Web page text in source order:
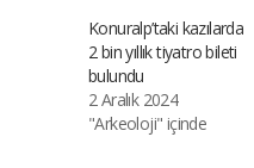
Konuralp’taki kazılarda
2 bin yıllık tiyatro bileti
bulundu
2 Aralık 2024
"Arkeoloji" içinde